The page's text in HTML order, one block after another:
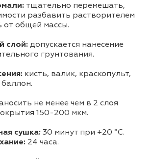
тщательно перемешать,
разбавить растворителем
от общей массы.
слой:допускается нанесение
грунтования.
кисть, валик, краскопульт,
не менее чем в 2 слоя
150-200 мкм.
сушка: 30 минут при +20 °С.
24 часа.